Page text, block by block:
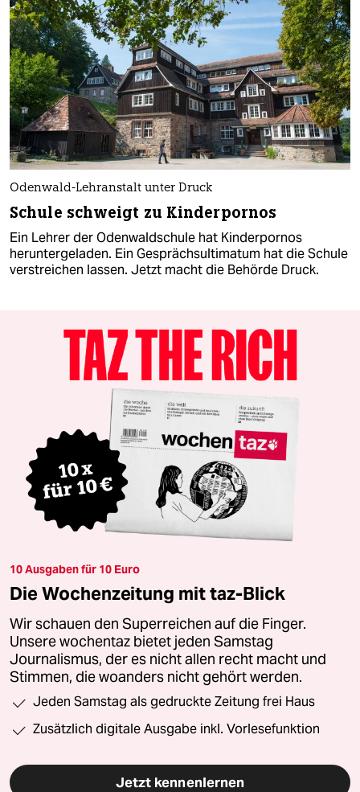
Odenwald-Lehranstalt unter Druck
Schule schweigt zu Kinderpornos
Ein Lehrer der Odenwaldschule hat Kinderpornos
heruntergeladen. Ein Gesprächsultimatum hat die Schule
verstreichen lassen. Jetzt macht die Behörde Druck.
10 Ausgaben für 10 Euro
Die Wochenzeitung mit taz-Blick
Wir schauen den Superreichen auf die Finger.
Unsere wochentaz bietet jeden Samstag
Journalismus, der es nicht allen recht macht und
Stimmen, die woanders nicht gehört werden.
Jeden Samstag als gedruckte Zeitung frei Haus
Zusätzlich digitale Ausgabe inkl. Vorlesefunktion
Jetzt kennenlernen